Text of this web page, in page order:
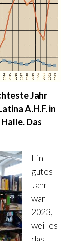
Jahr
A.H.F. in
Das
Ein
gutes
Jahr
war
2023,
weil es
das